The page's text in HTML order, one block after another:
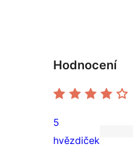
Hodnocení
736
5
hvězdiček